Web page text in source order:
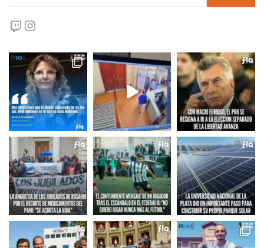
Twitch